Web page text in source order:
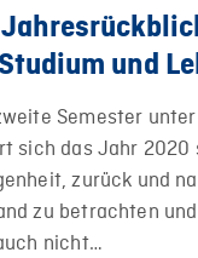
und
Semester
sich das Jahr 2020
zurück und
zu betrachten
nicht…